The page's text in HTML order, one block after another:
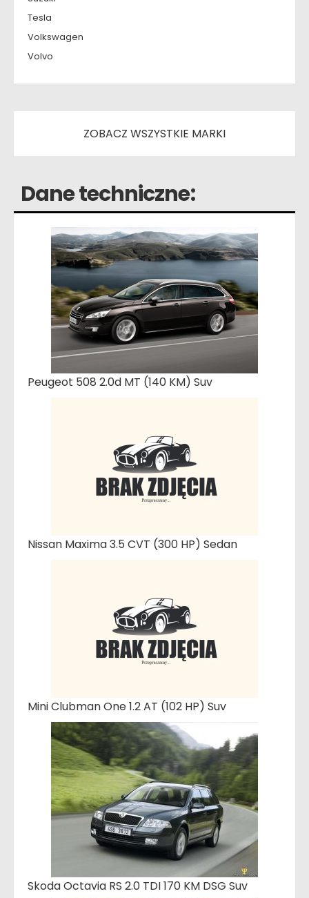
Tesla
Volkswagen
Volvo
ZOBACZ WSZYSTKIE MARKI
Dane techniczne:
Peugeot 508 2.0d MT (140 KM) Suv
Nissan Maxima 3.5 CVT (300 HP) Sedan
Mini Clubman One 1.2 AT (102 HP) Suv
Skoda Octavia RS 2.0 TDI 170 KM DSG Suv